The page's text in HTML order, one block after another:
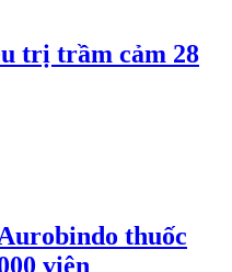
trị trầm cảm 28
thuốc
viên